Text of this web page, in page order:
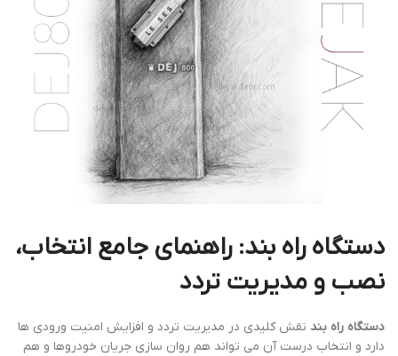
دستگاه راه بند: راهنمای جامع انتخاب،
نصب و مدیریت تردد
دستگاه راه بند نقش کلیدی در مدیریت تردد و افزایش امنیت ورودی ها
دارد و انتخاب درست آن می تواند هم روان سازی جریان خودروها و هم